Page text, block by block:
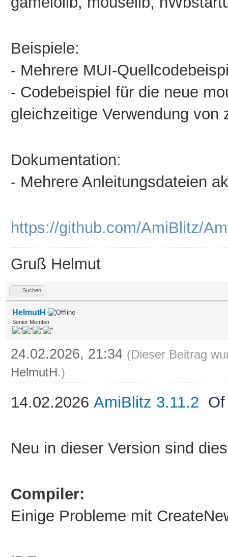
Beispiele:
- Mehrere MUI-
- Codebeispiel für die neue
gleichzeitige Verwendung
Dokumentation:
- Mehrere Anleitungsdateien
https://github.com/AmiBlitz/
Gruß Helmut
Suchen
HelmutH
Senior Member
24.02.2026, 21:34 (Dieser Beitrag
HelmutH.)
14.02.2026 AmiBlitz 3.11.2
Neu in dieser Version sind
Compiler:
Einige Probleme mit